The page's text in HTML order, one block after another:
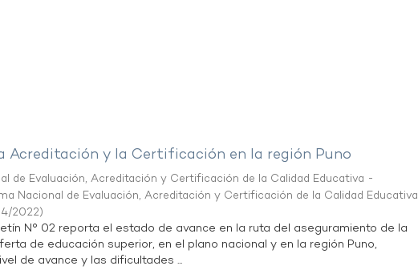
Acreditación y la Certificación en la región Puno
de Evaluación, Acreditación y Certificación de la Calidad Educativa -
Nacional de Evaluación, Acreditación y Certificación de la Calidad Educativa
2022)
N° 02 reporta el estado de avance en la ruta del aseguramiento de la
de educación superior, en el plano nacional y en la región Puno,
de avance y las dificultades ...